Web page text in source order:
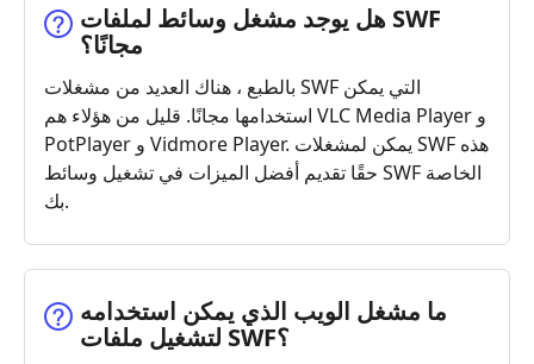
هل يوجد مشغل وسائط لملفات ‎SWF‎
مجانًا؟
بالطبع ، هناك العديد من مشغلات SWF التي يمكن
استخدامها مجانًا. قليل من هؤلاء هم VLC Media Player و
PotPlayer و Vidmore Player. يمكن لمشغلات SWF هذه
حقًا تقديم أفضل الميزات في تشغيل وسائط SWF الخاصة
بك.
ما مشغل الويب الذي يمكن استخدامه
لتشغيل ملفات ‎SWF‎؟